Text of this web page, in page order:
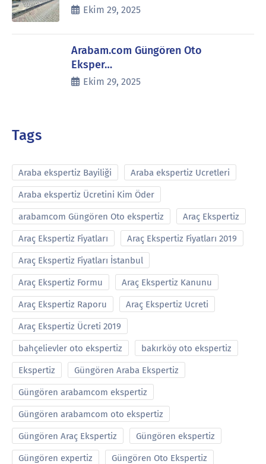
Ekim 29, 2025
Arabam.com Güngören Oto
Eksper…
Ekim 29, 2025
Tags
Araba ekspertiz Bayiliği Araba ekspertiz Ucretleri
Araba ekspertiz Ücretini Kim Öder
arabamcom Güngören Oto ekspertiz Araç Ekspertiz
Araç Ekspertiz Fiyatları Araç Ekspertiz Fiyatları 2019
Araç Ekspertiz Fiyatları İstanbul
Araç Ekspertiz Formu Araç Ekspertiz Kanunu
Araç Ekspertiz Raporu Araç Ekspertiz Ucreti
Araç Ekspertiz Ücreti 2019
bahçelievler oto ekspertiz bakırköy oto ekspertiz
Ekspertiz Güngören Araba Ekspertiz
Güngören arabamcom ekspertiz
Güngören arabamcom oto ekspertiz
Güngören Araç Ekspertiz Güngören ekspertiz
Güngören expertiz Güngören Oto Ekspertiz